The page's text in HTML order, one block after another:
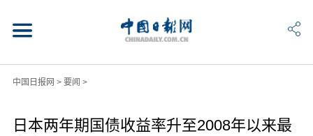
中国日报网 > 要闻 >
日本两年期国债收益率升至2008年以来最